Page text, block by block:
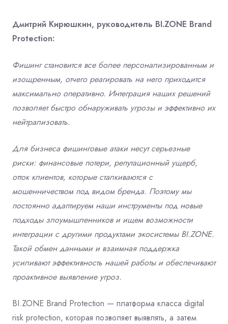
Дмитрий Кирюшкин, руководитель BI.ZONE Brand
Protection:
Фишинг становится все более персонализированным и
изощренным, отчего реагировать на него приходится
максимально оперативно. Интеграция наших решений
позволяет быстро обнаруживать угрозы и эффективно их
нейтрализовать.
Для бизнеса фишинговые атаки несут серьезные
риски: финансовые потери, репутационный ущерб,
отток клиентов, которые сталкиваются с
мошенничеством под видом бренда. Поэтому мы
постоянно адаптируем наши инструменты под новые
подходы злоумышленников и ищем возможности
интеграции с другими продуктами экосистемы BI.ZONE.
Такой обмен данными и взаимная поддержка
усиливают эффективность нашей работы и обеспечивают
проактивное выявление угроз.
BI.ZONE Brand Protection — платформа класса digital
risk protection, которая позволяет выявлять, а затем